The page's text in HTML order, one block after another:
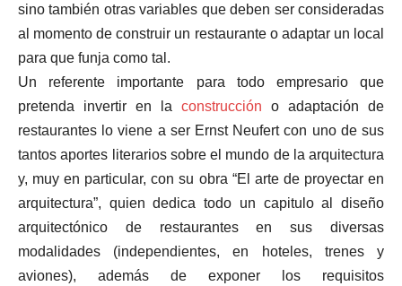
sino también otras variables que deben ser consideradas
al momento de construir un restaurante o adaptar un local
para que funja como tal.
Un referente importante para todo empresario que
pretenda invertir en la construcción o adaptación de
restaurantes lo viene a ser Ernst Neufert con uno de sus
tantos aportes literarios sobre el mundo de la arquitectura
y, muy en particular, con su obra “El arte de proyectar en
arquitectura”, quien dedica todo un capitulo al diseño
arquitectónico de restaurantes en sus diversas
modalidades (independientes, en hoteles, trenes y
aviones), además de exponer los requisitos